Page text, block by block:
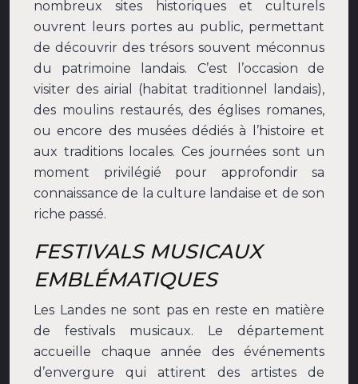
nombreux sites historiques et culturels
ouvrent leurs portes au public, permettant
de découvrir des trésors souvent méconnus
du patrimoine landais. C’est l’occasion de
visiter des airial (habitat traditionnel landais),
des moulins restaurés, des églises romanes,
ou encore des musées dédiés à l’histoire et
aux traditions locales. Ces journées sont un
moment privilégié pour approfondir sa
connaissance de la culture landaise et de son
riche passé.
FESTIVALS MUSICAUX
EMBLÉMATIQUES
Les Landes ne sont pas en reste en matière
de festivals musicaux. Le département
accueille chaque année des événements
d’envergure qui attirent des artistes de